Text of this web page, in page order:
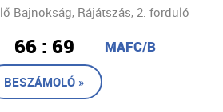
Bajnokság, Rájátszás, 2. forduló
66 : 69 MAFC/B
BESZÁMOLÓ »